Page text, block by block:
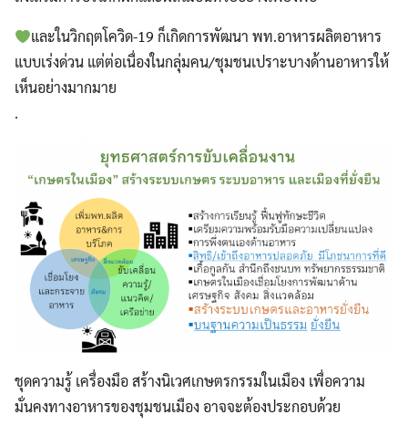
และในวิกฤตโควิด-19 ก็เกิดการพัฒนา พท.อาหารผลิตอาหาร
แบบเร่งด่วน แต่ต่อเนื่องในกลุ่มคน/ชุมชนเปราะบางด้านอาหารให้
เห็นอย่างมากมาย
.
ชุดความรู้ เครื่องมือ สร้างนิเวศเกษตรกรรมในเมือง เพื่อความ
มั่นคงทางอาหารของชุมชนเมือง อาจจะต้องประกอบด้วย